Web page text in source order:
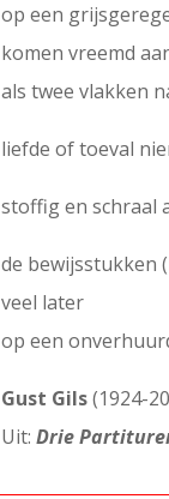
op een
komen vreemd
als twee vlakken
liefde of toeval
stoffig en schraal
de bewijsstukken
veel later
op een
Gust Gils(1924-
Uit:Drie